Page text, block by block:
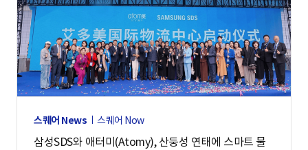
스퀘어 News 스퀘어 Now
삼성SDS와 애터미(Atomy), 산둥성 연태에 스마트 물